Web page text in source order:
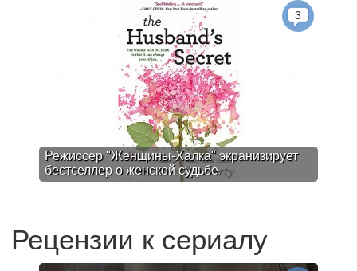
Режиссер "Женщины-Халка" экранизирует
бестселлер о женской судьбе
3
Рецензии к сериалу